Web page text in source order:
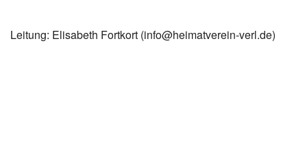
Leitung: Elisabeth Fortkort (info@heimatverein-verl.de)